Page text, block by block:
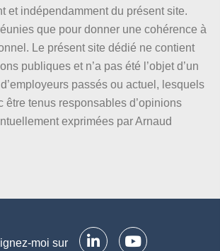
et indépendamment du présent site.
que pour donner une cohérence à
Le présent site dédié ne contient
publiques et n’a pas été l’objet d’un
passés ou actuel, lesquels
être tenus responsables d’opinions
exprimées par Arnaud
moi sur